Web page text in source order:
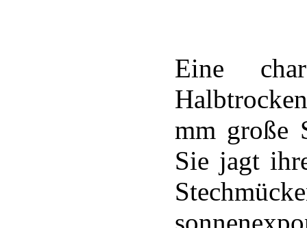
Eine
mm große
Sie jagt